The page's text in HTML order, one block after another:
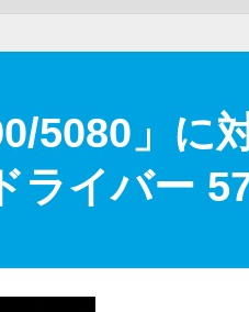
5080」に
イバー